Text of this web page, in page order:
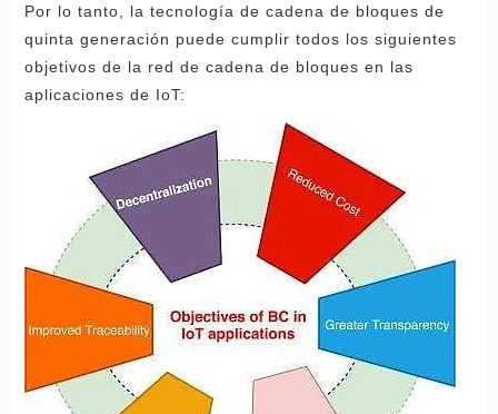
Por lo tanto, la tecnología de cadena de bloques de
quinta generación puede cumplir todos los siguientes
objetivos de la red de cadena de bloques en las
aplicaciones de IoT: